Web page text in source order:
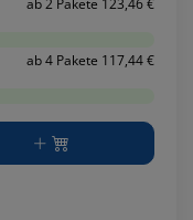
ab 2 Pakete 123,46 €
ab 4 Pakete 117,44 €